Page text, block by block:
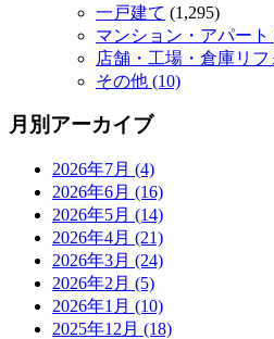
一戸建て (1,295)
マンション・アパート
店舗・工場・倉庫リフ
その他 (10)
月別アーカイブ
2026年7月 (4)
2026年6月 (16)
2026年5月 (14)
2026年4月 (21)
2026年3月 (24)
2026年2月 (5)
2026年1月 (10)
2025年12月 (18)